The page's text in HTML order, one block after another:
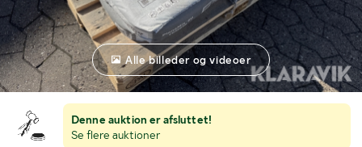
Denne auktion er afsluttet!
Se flere auktioner
Alle billeder og videoer